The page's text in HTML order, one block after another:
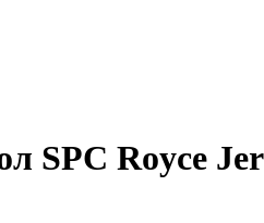
SPC Royce